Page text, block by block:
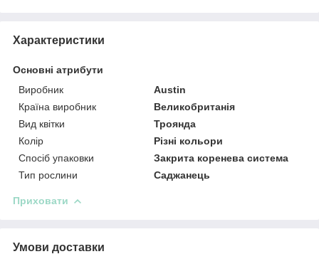
Характеристики
Основні атрибути
Виробник
Austin
Країна виробник
Великобританія
Вид квітки
Троянда
Колір
Різні кольори
Спосіб упаковки
Закрита коренева система
Тип рослини
Саджанець
Приховати
Умови доставки